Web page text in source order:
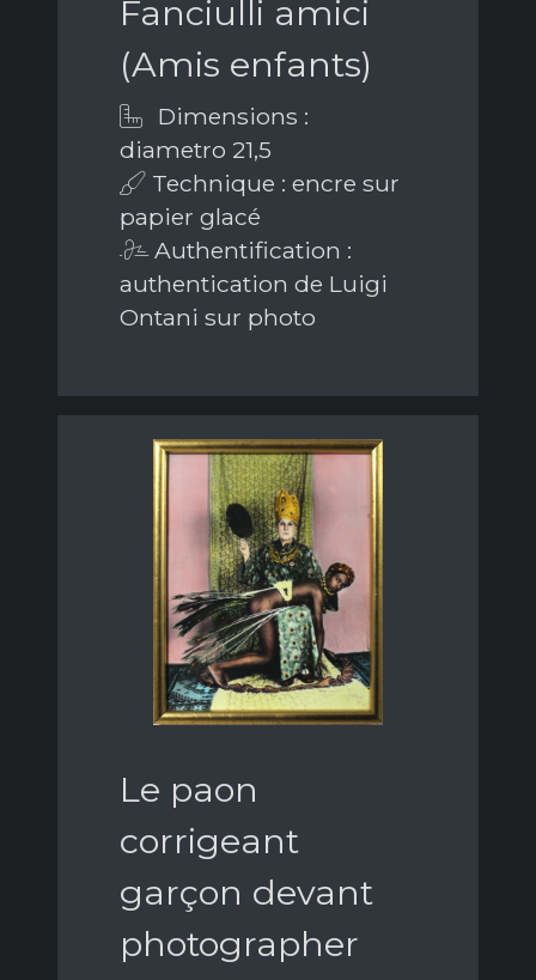
Fanciulli amici
(Amis enfants)
Dimensions :
diametro 21,5
Technique : encre sur
papier glacé
Authentification :
authentication de Luigi
Ontani sur photo
Le paon
corrigeant
garçon devant
photographer